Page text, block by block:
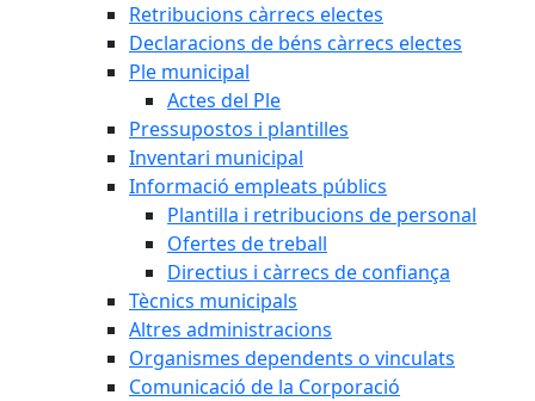
Retribucions càrrecs electes
Declaracions de béns càrrecs electes
Ple municipal
Actes del Ple
Pressupostos i plantilles
Inventari municipal
Informació empleats públics
Plantilla i retribucions de personal
Ofertes de treball
Directius i càrrecs de confiança
Tècnics municipals
Altres administracions
Organismes dependents o vinculats
Comunicació de la Corporació